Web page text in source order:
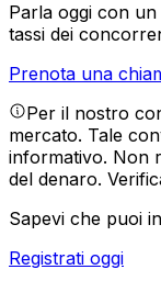
Parla oggi con
tassi dei
Prenota una
Per il nostro
mercato. Tale
informativo. Non
del denaro.
Sapevi che puoi
Registrati oggi